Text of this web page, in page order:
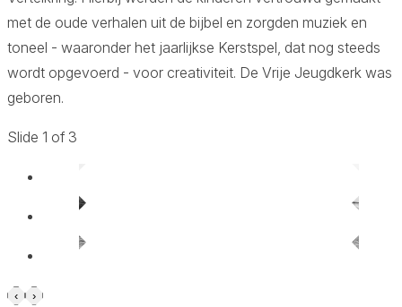
met de oude verhalen uit de bijbel en zorgden muziek en
toneel - waaronder het jaarlijkse Kerstspel, dat nog steeds
wordt opgevoerd - voor creativiteit. De Vrije Jeugdkerk was
geboren.
Slide 1 of 3
‹ ›